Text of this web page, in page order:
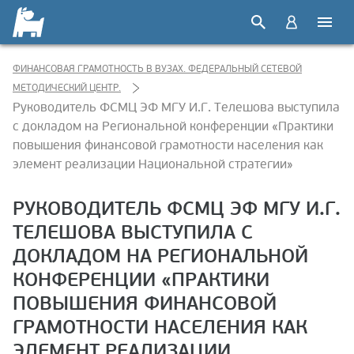
ФИНАНСОВАЯ ГРАМОТНОСТЬ В ВУЗАХ. ФЕДЕРАЛЬНЫЙ СЕТЕВОЙ
МЕТОДИЧЕСКИЙ ЦЕНТР.
Руководитель ФСМЦ ЭФ МГУ И.Г. Телешова выступила
с докладом на Региональной конференции «Практики
повышения финансовой грамотности населения как
элемент реализации Национальной стратегии»
РУКОВОДИТЕЛЬ ФСМЦ ЭФ МГУ И.Г.
ТЕЛЕШОВА ВЫСТУПИЛА С
ДОКЛАДОМ НА РЕГИОНАЛЬНОЙ
КОНФЕРЕНЦИИ «ПРАКТИКИ
ПОВЫШЕНИЯ ФИНАНСОВОЙ
ГРАМОТНОСТИ НАСЕЛЕНИЯ КАК